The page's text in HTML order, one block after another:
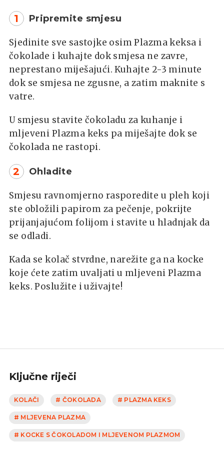
1 Pripremite smjesu
Sjedinite sve sastojke osim Plazma keksa i
čokolade i kuhajte dok smjesa ne zavre,
neprestano miješajući. Kuhajte 2-3 minute
dok se smjesa ne zgusne, a zatim maknite s
vatre.
U smjesu stavite čokoladu za kuhanje i
mljeveni Plazma keks pa miješajte dok se
čokolada ne rastopi.
2 Ohladite
Smjesu ravnomjerno rasporedite u pleh koji
ste obložili papirom za pečenje, pokrijte
prijanjajućom folijom i stavite u hladnjak da
se odladi.
Kada se kolač stvrdne, narežite ga na kocke
koje ćete zatim uvaljati u mljeveni Plazma
keks. Poslužite i uživajte!
Ključne riječi
KOLAČI # ČOKOLADA # PLAZMA KEKS
# MLJEVENA PLAZMA
# KOCKE S ČOKOLADOM I MLJEVENOM PLAZMOM